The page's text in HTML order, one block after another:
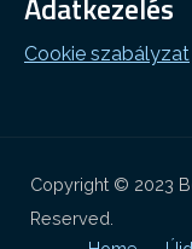
Cookie szabályzat
Copyright © 2023
Reserved.